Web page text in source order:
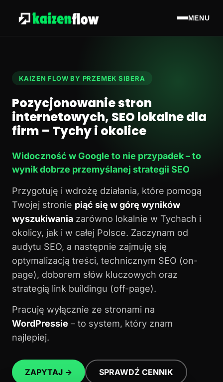
MENU
KAIZEN FLOW BY PRZEMEK SIBERA
Pozycjonowanie stron
internetowych, SEO lokalne dla
firm – Tychy i okolice
Widoczność w Google to nie przypadek – to
wynik dobrze przemyślanej strategii SEO
Przygotuję i wdrożę działania, które pomogą
Twojej stronie piąć się w górę wyników
wyszukiwania zarówno lokalnie w Tychach i
okolicy, jak i w całej Polsce. Zaczynam od
audytu SEO, a następnie zajmuję się
optymalizacją treści, technicznym SEO (on-
page), doborem słów kluczowych oraz
strategią link buildingu (off-page).
Pracuję wyłącznie ze stronami na
WordPressie – to system, który znam
najlepiej.
ZAPYTAJ → SPRAWDŹ CENNIK